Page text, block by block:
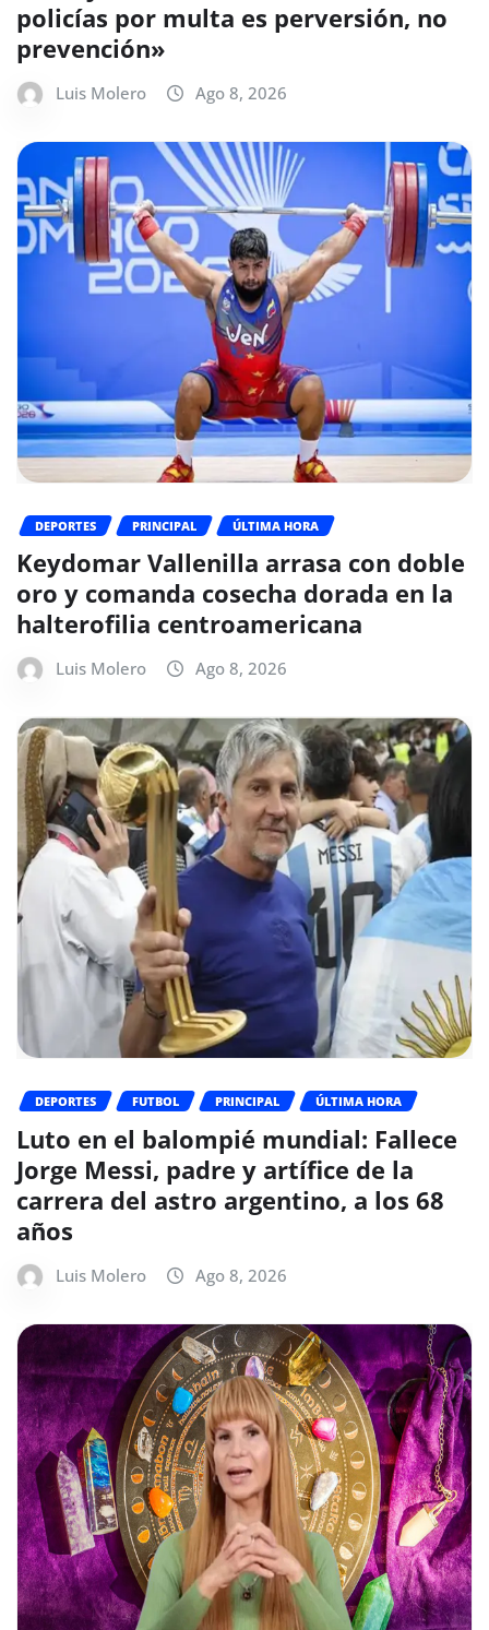
policías por multa es perversión, no
prevención»
Luis Molero Ago 8, 2026
DEPORTES PRINCIPAL ÚLTIMA HORA
Keydomar Vallenilla arrasa con doble
oro y comanda cosecha dorada en la
halterofilia centroamericana
Luis Molero Ago 8, 2026
DEPORTES FUTBOL PRINCIPAL ÚLTIMA HORA
Luto en el balompié mundial: Fallece
Jorge Messi, padre y artífice de la
carrera del astro argentino, a los 68
años
Luis Molero Ago 8, 2026